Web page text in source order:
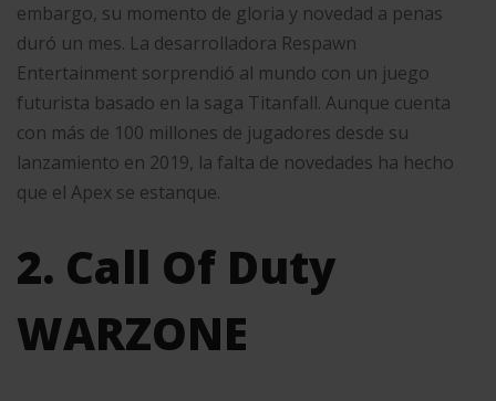
embargo, su momento de gloria y novedad a penas
duró un mes. La desarrolladora Respawn
Entertainment sorprendió al mundo con un juego
futurista basado en la saga Titanfall. Aunque cuenta
con más de 100 millones de jugadores desde su
lanzamiento en 2019, la falta de novedades ha hecho
que el Apex se estanque.
2. Call Of Duty
WARZONE